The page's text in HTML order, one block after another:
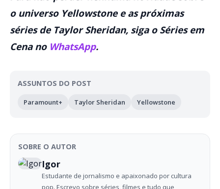
o universo Yellowstone e as próximas
séries de Taylor Sheridan, siga o Séries em
Cena no WhatsApp.
ASSUNTOS DO POST
Paramount+ Taylor Sheridan Yellowstone
SOBRE O AUTOR
Igor
Estudante de jornalismo e apaixonado por cultura
pop. Escrevo sobre séries, filmes e tudo que